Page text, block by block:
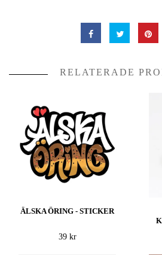
RELATERADE
ÄLSKA ÖRING - STICKER
39 kr